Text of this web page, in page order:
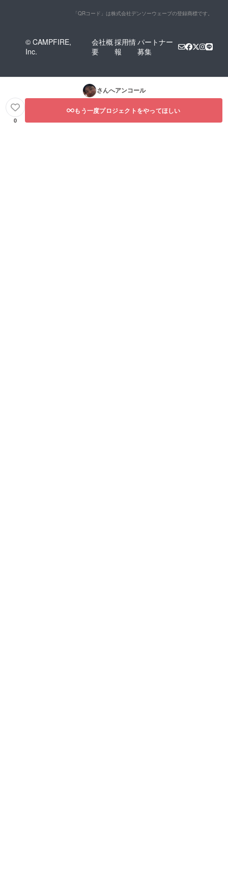
「QRコード」は株式会社デンソーウェーブの登録商標です。
© CAMPFIRE,
Inc.
会社概
要
採用情
報
パートナー
募集
さんへアンコール
0
もう一度プロジェクトをやってほしい